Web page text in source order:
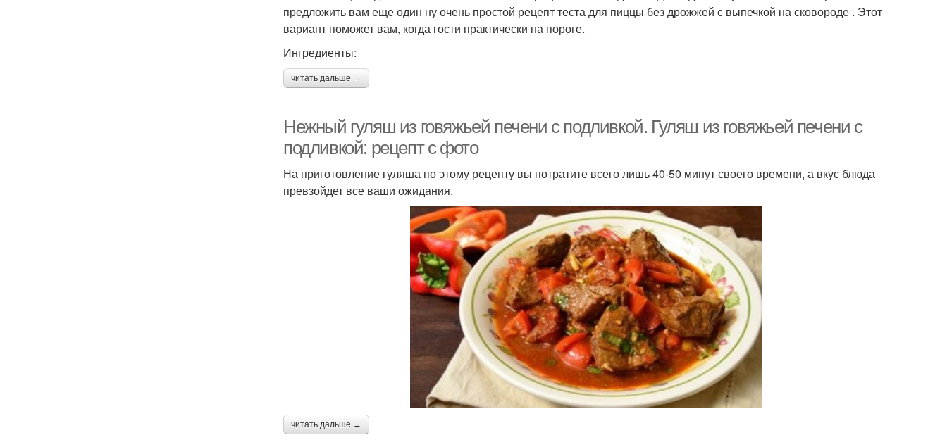
предложить вам еще один ну очень простой рецепт теста для пиццы без дрожжей с выпечкой на сковороде . Этот
вариант поможет вам, когда гости практически на пороге.
Ингредиенты:
читать дальше →
Нежный гуляш из говяжьей печени с подливкой. Гуляш из говяжьей печени с
подливкой: рецепт с фото
На приготовление гуляша по этому рецепту вы потратите всего лишь 40-50 минут своего времени, а вкус блюда
превзойдет все ваши ожидания.
читать дальше →